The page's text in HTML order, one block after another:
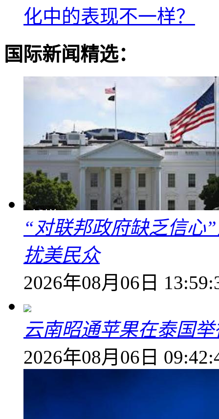
化中的表现不一样？
国际新闻精选：
“对联邦政府缺乏信心
扰美民众
2026年08月06日
云南昭通苹果在泰国
2026年08月06日